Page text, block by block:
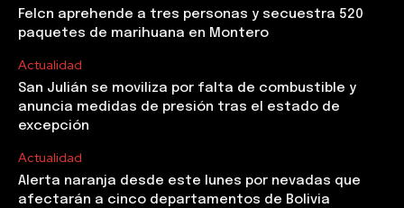
Felcn aprehende a tres personas y secuestra 520
paquetes de marihuana en Montero
Actualidad
San Julián se moviliza por falta de combustible y
anuncia medidas de presión tras el estado de
excepción
Actualidad
Alerta naranja desde este lunes por nevadas que
afectarán a cinco departamentos de Bolivia